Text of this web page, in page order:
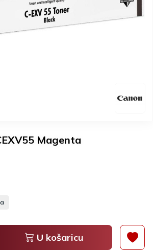
Magenta
U košaricu